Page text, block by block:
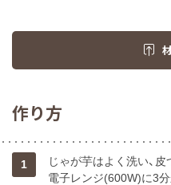
作り方
1
じゃが芋はよく洗い、
電子レンジ(600W)に3